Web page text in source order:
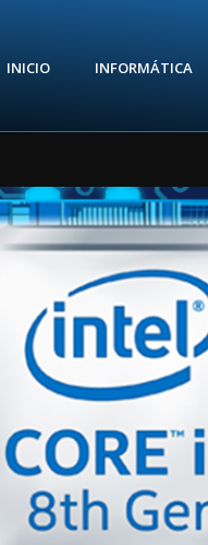
INICIO INFORMÁTICA